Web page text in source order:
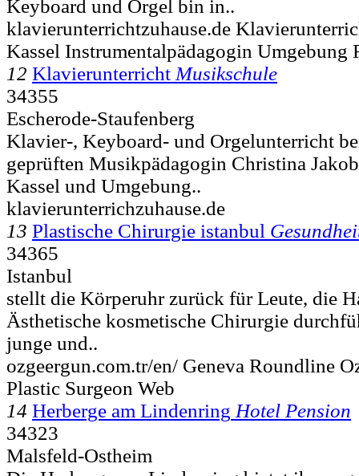
Keyboard und Orgel bin in..
klavierunterrichtzuhause.de
Kassel Instrumentalpädagogin Umgebung
12 Klavierunterricht Musikschule
34355
Escherode-Staufenberg
Klavier-, Keyboard- und Orgelunterricht
geprüften Musikpädagogin Christina
Kassel und Umgebung..
klavierunterrichzuhause.de
13 Plastische Chirurgie istanbul
34365
Istanbul
stellt die Körperuhr zurück für Leute, die
Ästhetische kosmetische Chirurgie
junge und..
ozgeergun.com.tr/en/ Geneva Roundline
Plastic Surgeon Web
14 Herberge am Lindenring Hotel Pension
34323
Malsfeld-Ostheim